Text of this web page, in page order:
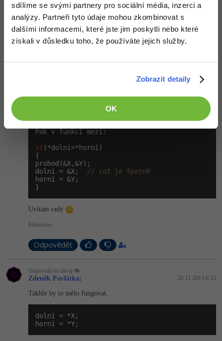
sdílíme se svými partnery pro sociální média, inzerci a
analýzy. Partneři tyto údaje mohou zkombinovat s
dalšími informacemi, které jste jim poskytli nebo které
získali v důsledku toho, že používáte jejich služby.
Zobrazit detaily
OK
Moje úvaha:
int prohod ( int *X, int *Y)
Pak v funkci mezi:
if (*dolni>*horni)
{
prohod(&X,&Y);
dolni = &X;
// což je špatně
horni = &Y;
}
Uvítám rady
Editováno
Odpovědět
Odpovídá na davaj
Zdeněk Pavlátka: 28.11.2013 6:33
Takhle by to mělo fungovat.
dolni = *X;
horni = *Y;